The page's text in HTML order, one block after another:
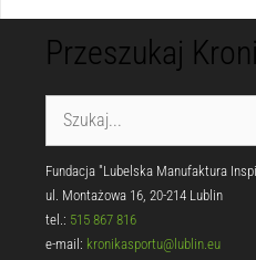
Przeszukaj
Fundacja "Lubelska Manufaktura
ul. Montażowa 16, 20-214 Lublin
tel.: 515 867 816
e-mail: kronikasportu@lublin.eu